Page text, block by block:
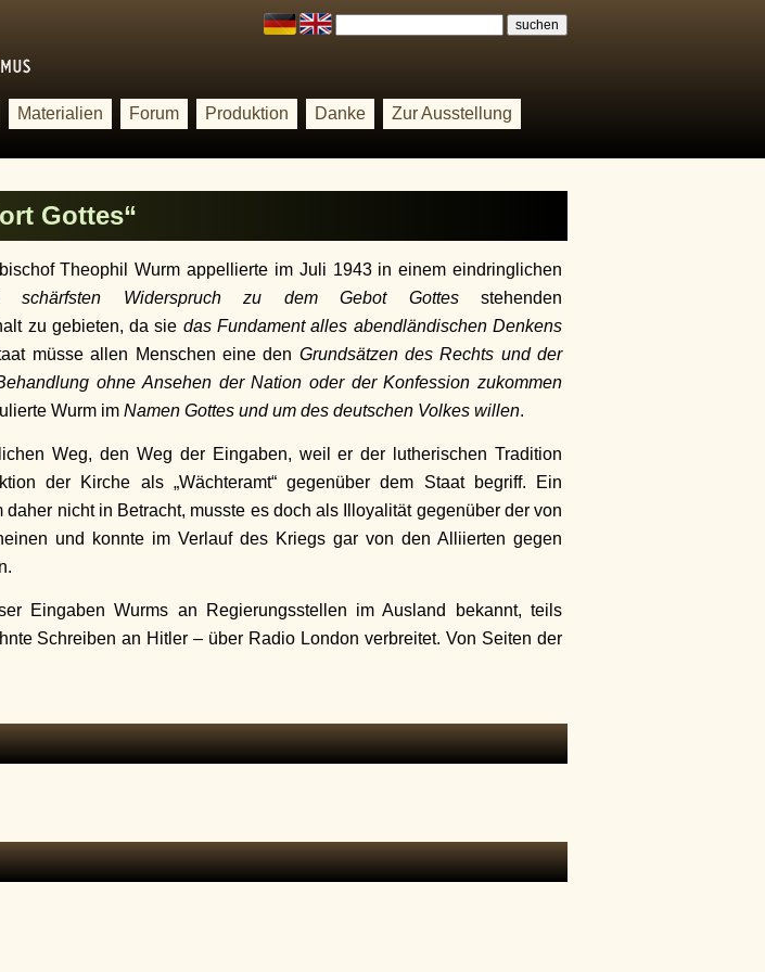
Materialien Forum Produktion Danke Zur Ausstellung
Gottes“
Theophil Wurm appellierte im Juli 1943 in einem eindringlichen
schärfsten Widerspruch zu dem Gebot Gottesstehenden
zu gebieten, da sie das Fundament alles abendländischen Denkens
müsse allen Menschen eine den Grundsätzen des Rechts und der
ohne Ansehen der Nation oder der Konfession zukommen
Wurm im Namen Gottes und um des deutschen Volkes willen.
Weg, den Weg der Eingaben, weil er der lutherischen Tradition
der Kirche als „Wächteramt“ gegenüber dem Staat begriff. Ein
daher nicht in Betracht, musste es doch als Illoyalität gegenüber der von
und konnte im Verlauf des Kriegs gar von den Alliierten gegen
Eingaben Wurms an Regierungsstellen im Ausland bekannt, teils
Schreiben an Hitler – über Radio London verbreitet. Von Seiten der